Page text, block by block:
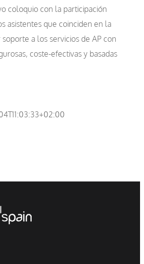
coloquio con la participación
asistentes que coinciden en la
a los servicios de AP con
coste-efectivas y basadas